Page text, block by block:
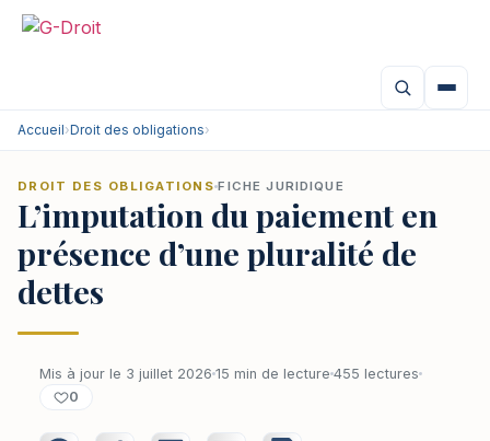
Accueil›Droit des obligations›
DROIT DES OBLIGATIONS FICHE JURIDIQUE
L’imputation du paiement en
présence d’une pluralité de
dettes
Mis à jour le 3 juillet 2026 15 min de lecture 455 lectures
0